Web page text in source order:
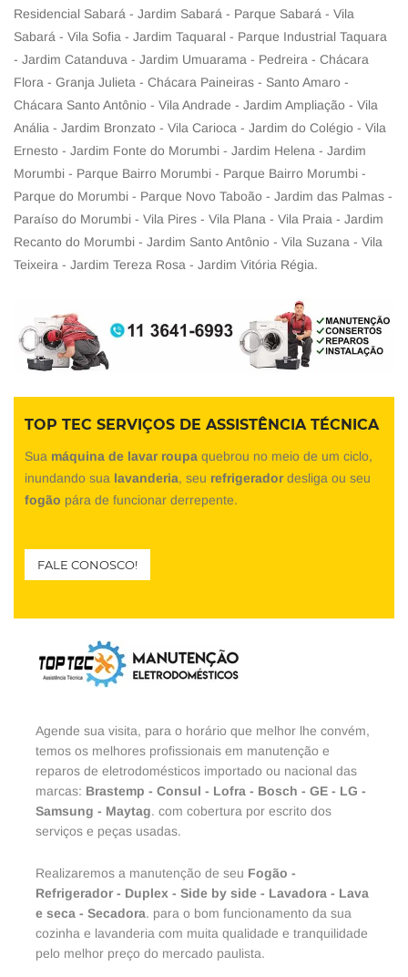
Residencial Sabará - Jardim Sabará - Parque Sabará - Vila
Sabará - Vila Sofia - Jardim Taquaral - Parque Industrial Taquara
- Jardim Catanduva - Jardim Umuarama - Pedreira - Chácara
Flora - Granja Julieta - Chácara Paineiras - Santo Amaro -
Chácara Santo Antônio - Vila Andrade - Jardim Ampliação - Vila
Anália - Jardim Bronzato - Vila Carioca - Jardim do Colégio - Vila
Ernesto - Jardim Fonte do Morumbi - Jardim Helena - Jardim
Morumbi - Parque Bairro Morumbi - Parque Bairro Morumbi -
Parque do Morumbi - Parque Novo Taboão - Jardim das Palmas -
Paraíso do Morumbi - Vila Pires - Vila Plana - Vila Praia - Jardim
Recanto do Morumbi - Jardim Santo Antônio - Vila Suzana - Vila
Teixeira - Jardim Tereza Rosa - Jardim Vitória Régia.
TOP TEC SERVIÇOS DE ASSISTÊNCIA TÉCNICA
Sua máquina de lavar roupa quebrou no meio de um ciclo,
inundando sua lavanderia, seu refrigeradordesliga ou seu
fogão pára de funcionar derrepente.
FALE CONOSCO!
Agende sua visita, para o horário que melhor lhe convém,
temos os melhores profissionais em manutenção e
reparos de eletrodomésticos importado ou nacional das
marcas: Brastemp - Consul - Lofra - Bosch - GE - LG -
Samsung - Maytag. com cobertura por escrito dos
serviços e peças usadas.
Realizaremos a manutenção de seu Fogão -
Refrigerador- Duplex - Side by side - Lavadora - Lava
e seca - Secadora. para o bom funcionamento da sua
cozinha e lavanderia com muita qualidade e tranquilidade
pelo melhor preço do mercado paulista.